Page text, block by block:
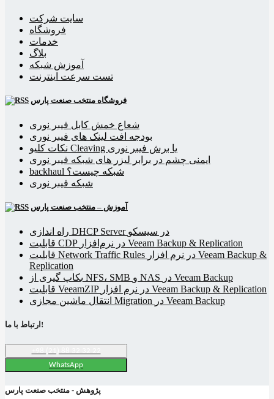
سایت شرکت
فروشگاه
خدمات
بلاگ
آموزش شبکه
تست سرعت اینترنت
فروشگاه منتخب صنعت پارس
شعاع خمش کابل فیبر نوری
بودجه افت لینک های فیبر نوری
نکات کلیو Cleaving یا برش فیبر نوری
ایمنی چشم در برابر لیزر های شبکه فیبر نوری
backhaul شبکه چیست؟
شبکه فیبر نوری
آموزش – منتخب صنعت پارس
راه اندازی DHCP Server در سیسکو
قابلیت CDP در نرم‌افزار Veeam Backup & Replication
قابلیت Network Traffic Rules در نرم افزار Veeam Backup &
Replication
بکاپ گیری از NFS، SMB و NAS در Veeam Backup
قابلیت VeeamZIP در نرم افزار Veeam Backup & Replication
انتقال ماشین مجازی Migration در Veeam Backup
ارتباط با ما!
WhatsApp
پژوهش - منتخب صنعت پارس